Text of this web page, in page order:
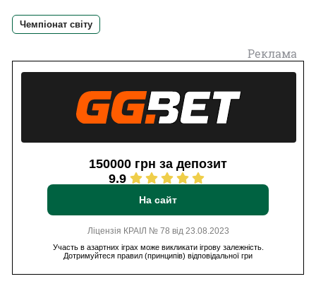
Чемпіонат світу
Реклама
150000 грн за депозит
9.9
На сайт
Ліцензія КРАІЛ № 78 від 23.08.2023
Участь в азартних іграх може викликати ігрову залежність.
Дотримуйтеся правил (принципів) відповідальної гри